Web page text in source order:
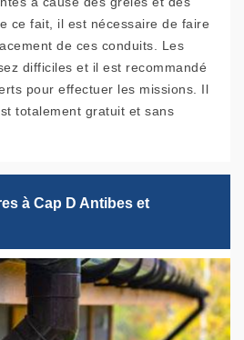
ce fait, il est nécessaire de faire
de ces conduits. Les
difficiles et il est recommandé
pour effectuer les missions. Il
totalement gratuit et sans
à Cap D Antibes et